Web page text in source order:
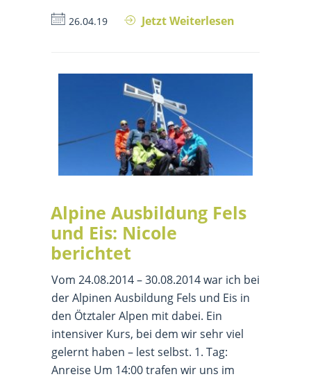
26.04.19 Jetzt Weiterlesen
Alpine Ausbildung Fels
und Eis: Nicole
berichtet
Vom 24.08.2014 – 30.08.2014 war ich bei
der Alpinen Ausbildung Fels und Eis in
den Ötztaler Alpen mit dabei. Ein
intensiver Kurs, bei dem wir sehr viel
gelernt haben – lest selbst. 1. Tag:
Anreise Um 14:00 trafen wir uns im